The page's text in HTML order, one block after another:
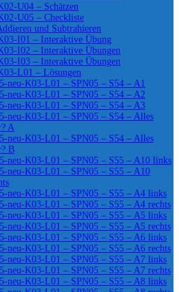
U04 – Schätzen
U05 – Checkliste
und Subtrahieren
I01 – Interaktive Übung
I02 – Interaktive Übungen
I03 – Interaktive Übungen
L01 – Lösungen
neu-K03-L01 – SPN05 – S54 – A1
neu-K03-L01 – SPN05 – S54 – A2
neu-K03-L01 – SPN05 – S54 – A3
neu-K03-L01 – SPN05 – S54 – Alles
A
neu-K03-L01 – SPN05 – S54 – Alles
B
neu-K03-L01 – SPN05 – S55 – A10 links
neu-K03-L01 – SPN05 – S55 – A10
neu-K03-L01 – SPN05 – S55 – A4 links
neu-K03-L01 – SPN05 – S55 – A4 rechts
neu-K03-L01 – SPN05 – S55 – A5 links
neu-K03-L01 – SPN05 – S55 – A5 rechts
neu-K03-L01 – SPN05 – S55 – A6 links
neu-K03-L01 – SPN05 – S55 – A6 rechts
neu-K03-L01 – SPN05 – S55 – A7 links
neu-K03-L01 – SPN05 – S55 – A7 rechts
neu-K03-L01 – SPN05 – S55 – A8 links